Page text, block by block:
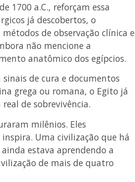
1700 a.C., reforçam essa
já descobertos, o
de observação clínica e
não mencione a
anatômico dos egípcios.
de cura e documentos
grega ou romana, o Egito já
de sobrevivência.
milênios. Eles
Uma civilização que há
estava aprendendo a
de mais de quatro